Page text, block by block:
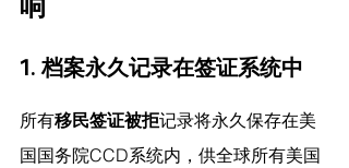
响
1. 档案永久记录在签证系统中
所有移民签证被拒记录将永久保存在美
国国务院CCD系统内，供全球所有美国